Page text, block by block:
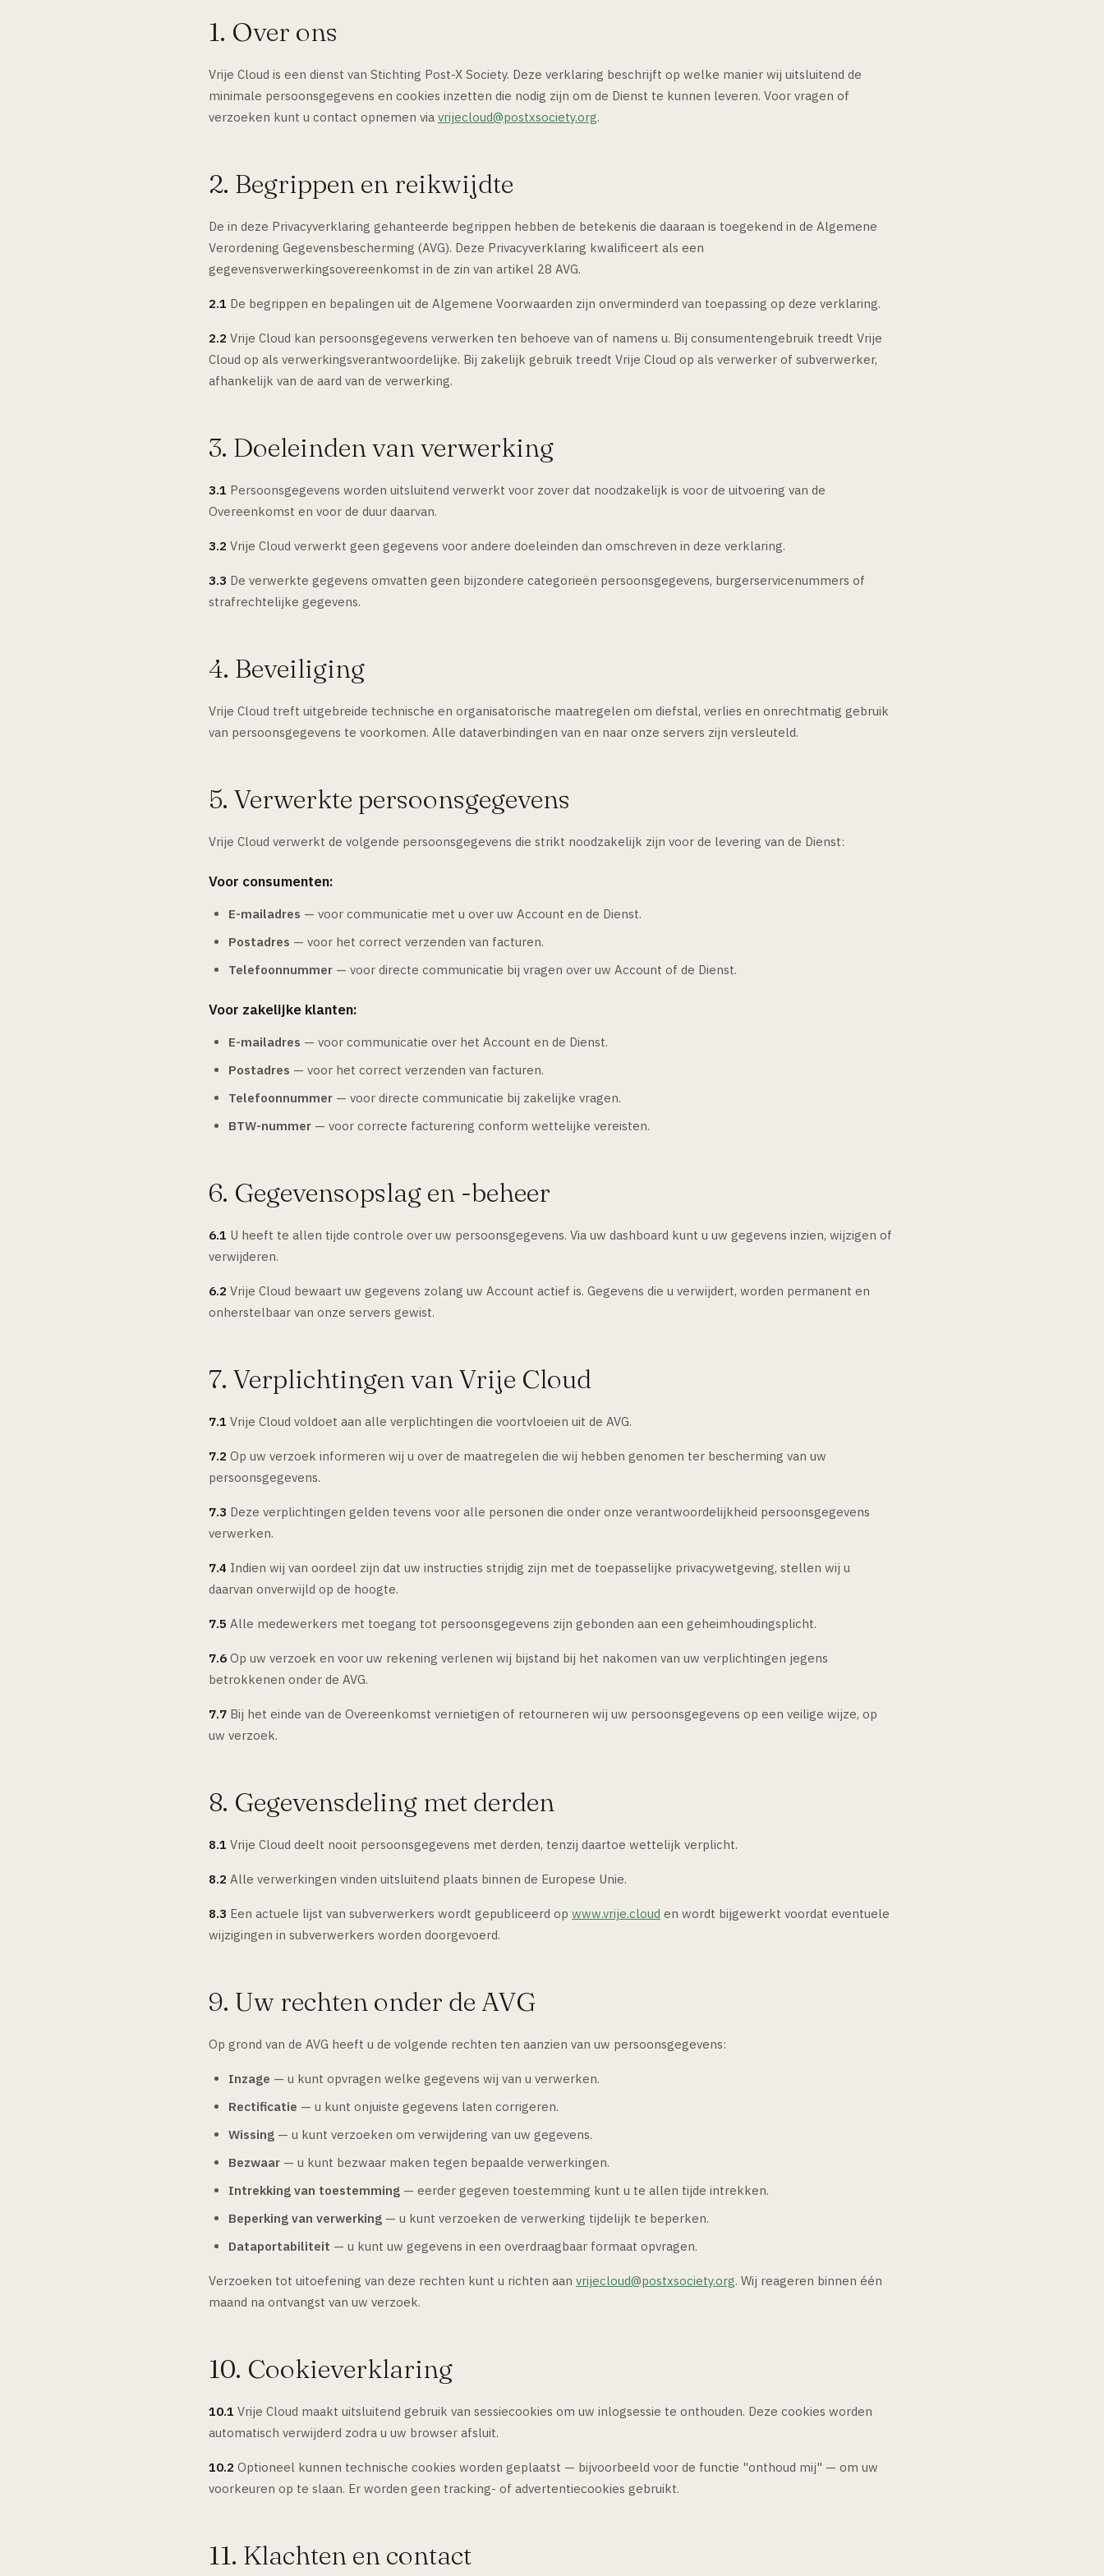
1. Over ons
Vrije Cloud is een dienst van Stichting Post-X Society. Deze verklaring beschrijft op welke manier wij uitsluitend de
minimale persoonsgegevens en cookies inzetten die nodig zijn om de Dienst te kunnen leveren. Voor vragen of
verzoeken kunt u contact opnemen via vrijecloud@postxsociety.org.
2. Begrippen en reikwijdte
De in deze Privacyverklaring gehanteerde begrippen hebben de betekenis die daaraan is toegekend in de Algemene
Verordening Gegevensbescherming (AVG). Deze Privacyverklaring kwalificeert als een
gegevensverwerkingsovereenkomst in de zin van artikel 28 AVG.
2.1 De begrippen en bepalingen uit de Algemene Voorwaarden zijn onverminderd van toepassing op deze verklaring.
2.2 Vrije Cloud kan persoonsgegevens verwerken ten behoeve van of namens u. Bij consumentengebruik treedt Vrije
Cloud op als verwerkingsverantwoordelijke. Bij zakelijk gebruik treedt Vrije Cloud op als verwerker of subverwerker,
afhankelijk van de aard van de verwerking.
3. Doeleinden van verwerking
3.1 Persoonsgegevens worden uitsluitend verwerkt voor zover dat noodzakelijk is voor de uitvoering van de
Overeenkomst en voor de duur daarvan.
3.2 Vrije Cloud verwerkt geen gegevens voor andere doeleinden dan omschreven in deze verklaring.
3.3 De verwerkte gegevens omvatten geen bijzondere categorieën persoonsgegevens, burgerservicenummers of
strafrechtelijke gegevens.
4. Beveiliging
Vrije Cloud treft uitgebreide technische en organisatorische maatregelen om diefstal, verlies en onrechtmatig gebruik
van persoonsgegevens te voorkomen. Alle dataverbindingen van en naar onze servers zijn versleuteld.
5. Verwerkte persoonsgegevens
Vrije Cloud verwerkt de volgende persoonsgegevens die strikt noodzakelijk zijn voor de levering van de Dienst:
Voor consumenten:
E-mailadres — voor communicatie met u over uw Account en de Dienst.
Postadres — voor het correct verzenden van facturen.
Telefoonnummer — voor directe communicatie bij vragen over uw Account of de Dienst.
Voor zakelijke klanten:
E-mailadres — voor communicatie over het Account en de Dienst.
Postadres — voor het correct verzenden van facturen.
Telefoonnummer — voor directe communicatie bij zakelijke vragen.
BTW-nummer — voor correcte facturering conform wettelijke vereisten.
6. Gegevensopslag en -beheer
6.1 U heeft te allen tijde controle over uw persoonsgegevens. Via uw dashboard kunt u uw gegevens inzien, wijzigen of
verwijderen.
6.2 Vrije Cloud bewaart uw gegevens zolang uw Account actief is. Gegevens die u verwijdert, worden permanent en
onherstelbaar van onze servers gewist.
7. Verplichtingen van Vrije Cloud
7.1 Vrije Cloud voldoet aan alle verplichtingen die voortvloeien uit de AVG.
7.2 Op uw verzoek informeren wij u over de maatregelen die wij hebben genomen ter bescherming van uw
persoonsgegevens.
7.3 Deze verplichtingen gelden tevens voor alle personen die onder onze verantwoordelijkheid persoonsgegevens
verwerken.
7.4 Indien wij van oordeel zijn dat uw instructies strijdig zijn met de toepasselijke privacywetgeving, stellen wij u
daarvan onverwijld op de hoogte.
7.5 Alle medewerkers met toegang tot persoonsgegevens zijn gebonden aan een geheimhoudingsplicht.
7.6 Op uw verzoek en voor uw rekening verlenen wij bijstand bij het nakomen van uw verplichtingen jegens
betrokkenen onder de AVG.
7.7 Bij het einde van de Overeenkomst vernietigen of retourneren wij uw persoonsgegevens op een veilige wijze, op
uw verzoek.
8. Gegevensdeling met derden
8.1 Vrije Cloud deelt nooit persoonsgegevens met derden, tenzij daartoe wettelijk verplicht.
8.2 Alle verwerkingen vinden uitsluitend plaats binnen de Europese Unie.
8.3 Een actuele lijst van subverwerkers wordt gepubliceerd op www.vrije.cloud en wordt bijgewerkt voordat eventuele
wijzigingen in subverwerkers worden doorgevoerd.
9. Uw rechten onder de AVG
Op grond van de AVG heeft u de volgende rechten ten aanzien van uw persoonsgegevens:
Inzage — u kunt opvragen welke gegevens wij van u verwerken.
Rectificatie — u kunt onjuiste gegevens laten corrigeren.
Wissing — u kunt verzoeken om verwijdering van uw gegevens.
Bezwaar — u kunt bezwaar maken tegen bepaalde verwerkingen.
Intrekking van toestemming — eerder gegeven toestemming kunt u te allen tijde intrekken.
Beperking van verwerking — u kunt verzoeken de verwerking tijdelijk te beperken.
Dataportabiliteit — u kunt uw gegevens in een overdraagbaar formaat opvragen.
Verzoeken tot uitoefening van deze rechten kunt u richten aan vrijecloud@postxsociety.org. Wij reageren binnen één
maand na ontvangst van uw verzoek.
10. Cookieverklaring
10.1 Vrije Cloud maakt uitsluitend gebruik van sessiecookies om uw inlogsessie te onthouden. Deze cookies worden
automatisch verwijderd zodra u uw browser afsluit.
10.2 Optioneel kunnen technische cookies worden geplaatst — bijvoorbeeld voor de functie "onthoud mij" — om uw
voorkeuren op te slaan. Er worden geen tracking- of advertentiecookies gebruikt.
11. Klachten en contact